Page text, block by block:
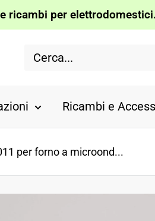
ricambi per
Ricambi e
per forno a microond...